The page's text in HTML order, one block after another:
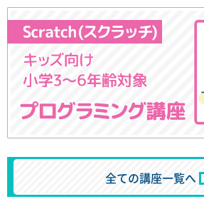
全ての講座一覧へ